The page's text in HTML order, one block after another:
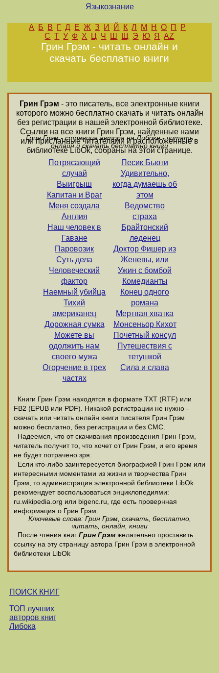
Языкознание
А Б В Г Д Е Ж З И Й К Л М Н О П
Р
С Т У Ф Х Ц Ч Ш Щ Э Ю Я AZ
Грин Грэм - читать онлайн и
скачать бесплатно книги
Грин Грэм - это писатель, все электронные книги
которого можно бесплатно скачать и читать онлайн
без регистрации в нашей электронной библиотеке.
Ссылки на все книги Грин Грэм, найденные нами
или присланные читателями и расположенные в
библиотеке LibOk, собраны на этой странице.
Грин Грэм - страница автора на Либоке - читать
онлайн и скачать бесплатно книги
Потрясающий
случай
Выигрыш
Капитан и Враг
Меня создала
Англия
Наш человек в
Гаване
Паровозик
Суть дела
Человеческий
фактор
Наемный убийца
Тихий
американец
Дорожная сумка
Можете вы
одолжить нам
своего мужа
Огорчение в трех
частях
Песик Бьюти
Удивительно,
когда думаешь об
этом
Ведомство
страха
Брайтонский
леденец
Доктор Фишер из
Женевы, или
Ужин с бомбой
Комедианты
Конец одного
романа
Мертвая хватка
Монсеньор Кихот
Почетный консул
Путешествия с
тетушкой
Сила и слава
Книги Грин Грэм находятся в формате ТХТ (RTF) или
FB2 (EPUB или PDF). Никакой регистрации не нужно -
скачать или читать онлайн книги писателя Грин Грэм
можно бесплатно, без регистрации и без СМС.
Надеемся, что от скачивания произведения Грин Грэм,
читатель получит то, что хочет от Грин Грэм, и его время
не будет потрачено зря.
Если кто-либо заинтересуется биографией Грин Грэм или
интересными моментами из жизни и творчества Грин
Грэм, то администрация электронной библиотеки LibOk
рекомендует воспользоваться энциклопедиями:
ru.wikipedia.org или bigenc.ru, где есть провернная
информация о Грин Грэм.
Ключевые слова: Грин Грэм, скачать, бесплатно,
читать, онлайн, книги
После чтения книг Грин Грэм желательно проставить
ссылку на эту страницу автора Грин Грэм в электронной
библиотеки LibOk
ПОИСК КНИГ
ТОП лучших
авторов книг
Либока